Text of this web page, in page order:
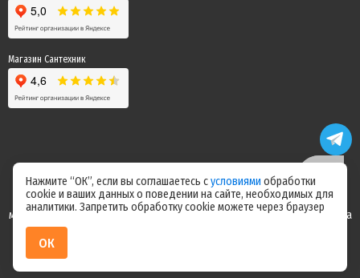
Магазин Сантехник
Цены на сайте не являются офертой! Актуальные цены уточняйте у
менеджера после оформления заказа! Спасибо за понимание! Команда
Нажмите “ОК”, если вы соглашаетесь сусловиями обработки
cookie и ваших данных о поведении на сайте, необходимых для
аналитики. Запретить обработку cookie можете через браузер
ОК